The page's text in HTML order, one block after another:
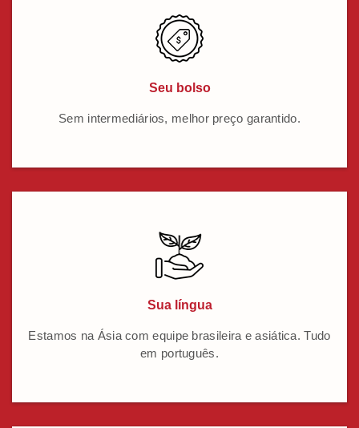
Seu bolso
Sem intermediários, melhor preço garantido.
Sua língua
Estamos na Ásia com equipe brasileira e asiática. Tudo
em português.